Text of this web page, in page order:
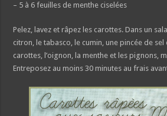
– 5 à 6 feuilles de menthe ciselées
Pelez, lavez et râpez les carottes. Dans un
citron, le tabasco, le cumin, une pincée de
carottes, l’oignon, la menthe et les pignons,
Entreposez au moins 30 minutes au frais